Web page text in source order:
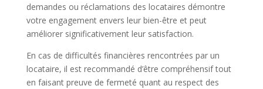
demandes ou réclamations des locataires démontre
votre engagement envers leur bien-être et peut
améliorer significativement leur satisfaction.
En cas de difficultés financières rencontrées par un
locataire, il est recommandé d’être compréhensif tout
en faisant preuve de fermeté quant au respect des